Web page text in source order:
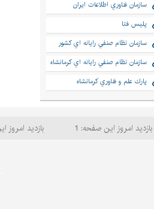
سازمان فناوري اطلاعات ايران
پليس فتا
سازمان نظام صنفي رايانه اي كشور
سازمان نظام صنفي رایانه اي كرمانشاه
پارك علم و فناوري كرمانشاه
بازدید امروز این صفحه: 1 بازدید امروز